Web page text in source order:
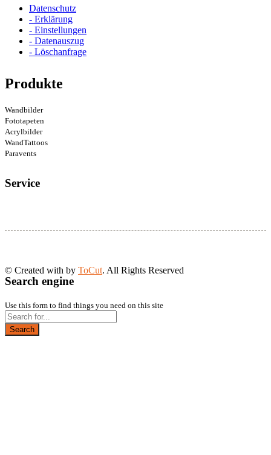
Datenschutz
- Erklärung
- Einstellungen
- Datenauszug
- Löschanfrage
Produkte
Wandbilder
Fototapeten
Acrylbilder
WandTattoos
Paravents
Service
© Created with by ToCut. All Rights Reserved
Search engine
Use this form to find things you need on this site
Search